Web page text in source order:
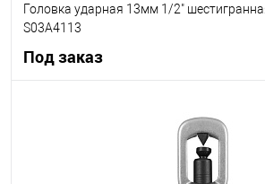
Головка ударная 13мм 1/2"
S03A4113
Под заказ